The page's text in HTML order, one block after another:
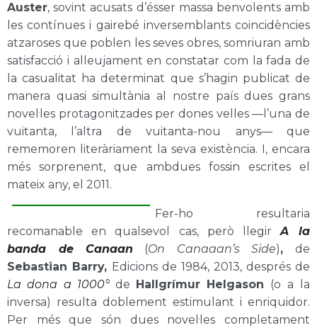
Auster, sovint acusats d’ésser massa benvolents amb
les contínues i gairebé inversemblants coincidències
atzaroses que poblen les seves obres, somriuran amb
satisfacció i alleujament en constatar com la fada de
la casualitat ha determinat que s’hagin publicat de
manera quasi simultània al nostre país dues grans
novel·les protagonitzades per dones velles —l’una de
vuitanta, l’altra de vuitanta-nou anys— que
rememoren literàriament la seva existència. I, encara
més sorprenent, que ambdues fossin escrites el
mateix any, el 2011.
Fer-ho resultaria
recomanable en qualsevol cas, però llegirA la
banda de Canaan (On Canaaan’s Side), de
Sebastian Barry, Edicions de 1984, 2013, després de
La dona a 1000° de Hallgrímur Helgason (o a la
inversa) resulta doblement estimulant i enriquidor.
Per més que són dues novel·les completament